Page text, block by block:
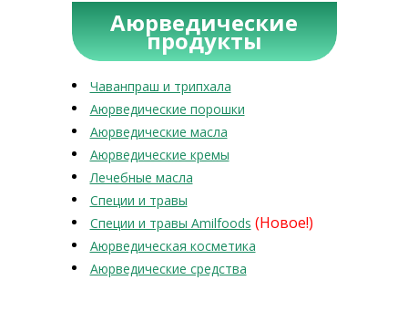
Аюрведические
продукты
Чаванпраш и трипхала
Аюрведические порошки
Аюрведические масла
Аюрведические кремы
Лечебные масла
Специи и травы
Специи и травы Amilfoods (Новое!)
Аюрведическая косметика
Аюрведические средства